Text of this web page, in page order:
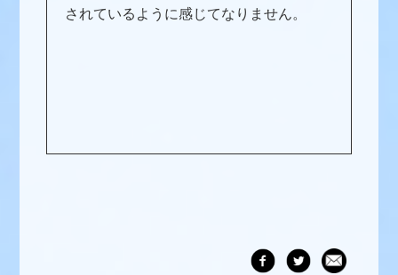
されているように感じてなりません。